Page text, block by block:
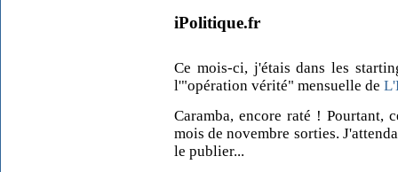
iPolitique.fr
Ce mois-ci, j'étais dans les
l'"opération vérité" mensuelle de
Caramba, encore raté ! Pourtant,
mois de novembre sorties.
le publier...